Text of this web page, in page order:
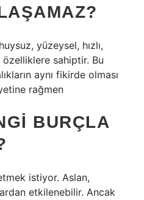
yüzeysel, hızlı,
sahiptir. Bu
aynı fikirde olması
rağmen
BURÇLA
istiyor. Aslan,
etkilenebilir. Ancak